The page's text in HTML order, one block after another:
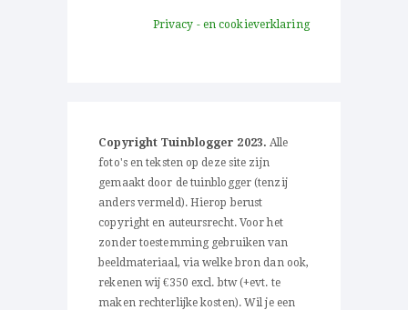
Privacy - en cookieverklaring
Copyright Tuinblogger 2023. Alle
foto's en teksten op deze site zijn
gemaakt door de tuinblogger (tenzij
anders vermeld). Hierop berust
copyright en auteursrecht. Voor het
zonder toestemming gebruiken van
beeldmateriaal, via welke bron dan ook,
rekenen wij €350 excl. btw (+evt. te
maken rechterlijke kosten). Wil je een